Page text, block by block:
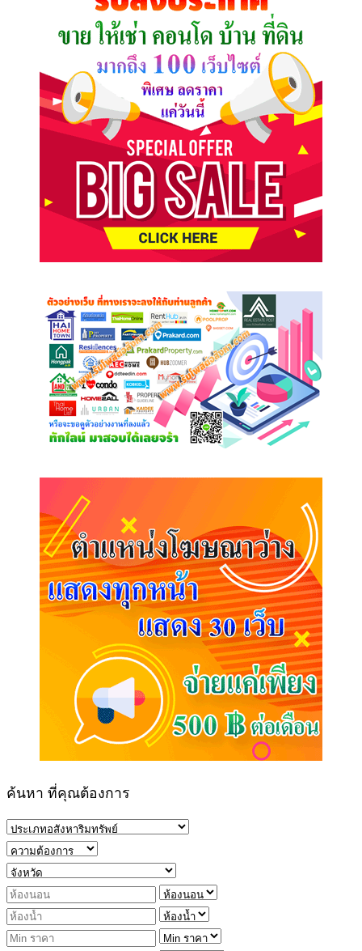
ค้นหา ที่คุณต้องการ